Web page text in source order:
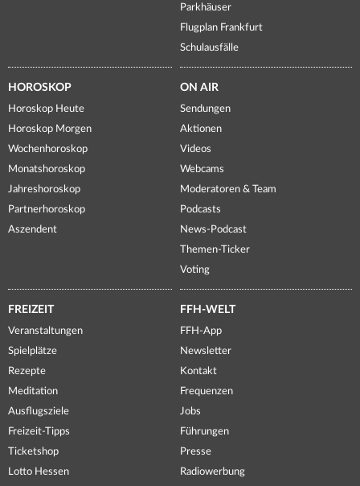
Parkhäuser
Flugplan Frankfurt
Schulausfälle
HOROSKOP
Horoskop Heute
Horoskop Morgen
Wochenhoroskop
Monatshoroskop
Jahreshoroskop
Partnerhoroskop
Aszendent
ON AIR
Sendungen
Aktionen
Videos
Webcams
Moderatoren & Team
Podcasts
News-Podcast
Themen-Ticker
Voting
FREIZEIT
Veranstaltungen
Spielplätze
Rezepte
Meditation
Ausflugsziele
Freizeit-Tipps
Ticketshop
Lotto Hessen
FFH-WELT
FFH-App
Newsletter
Kontakt
Frequenzen
Jobs
Führungen
Presse
Radiowerbung